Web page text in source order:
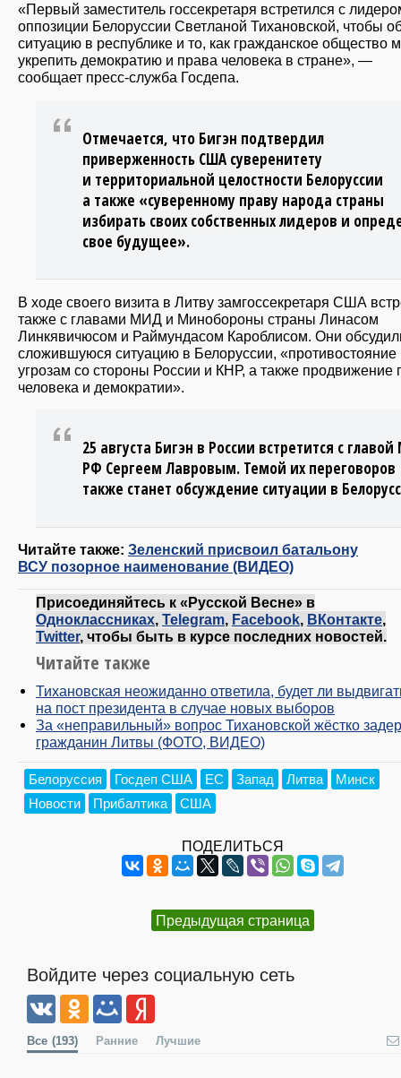
«Первый заместитель госсекретаря встретился с
оппозиции Белоруссии Светланой Тихановской, чтобы
ситуацию в республике и то, как гражданское общество
укрепить демократию и права человека в стране», —
сообщает пресс-служба Госдепа.
Отмечается, что Бигэн подтвердил
приверженность США суверенитету
и территориальной целостности Белоруссии
а также «суверенному праву народа страны
избирать своих собственных лидеров и
свое будущее».
В ходе своего визита в Литву замгоссекретаря США
также с главами МИД и Минобороны страны Линасом
Линкявичюсом и Раймундасом Кароблисом. Они
сложившуюся ситуацию в Белоруссии, «противостояние
угрозам со стороны России и КНР, а также продвижение
человека и демократии».
25 августа Бигэн в России встретится с
РФ Сергеем Лавровым. Темой их переговоров
также станет обсуждение ситуации в
Читайте также: Зеленский присвоил батальону
ВСУ позорное наименование (ВИДЕО)
Присоединяйтесь к «Русской Весне» в
Одноклассниках, Telegram, Facebook, ВКонтакте,
Twitter, чтобы быть в курсе последних новостей.
Читайте также
Тихановская неожиданно ответила, будет ли
на пост президента в случае новых выборов
За «неправильный» вопрос Тихановской жёстко
гражданин Литвы (ФОТО, ВИДЕО)
Белоруссия Госдеп США ЕС Запад Литва
Минск
Новости
Прибалтика США
ПОДЕЛИТЬСЯ
Предыдущая страница
Войдите через социальную сеть
Все (193) Ранние Лучшие